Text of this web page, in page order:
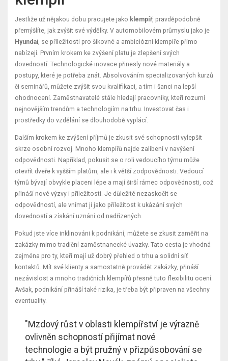
Jestliže už nějakou dobu pracujete jako klempíř, pravděpodobně
přemýšlíte, jak zvýšit své výdělky. V automobilovém průmyslu jako je
Hyundai, se příležitosti pro šikovné a ambiciózní klempíře přímo
nabízejí. Prvním krokem ke zvýšení platu je zlepšení svých
dovedností. Technologické inovace přinesly nové materiály a
postupy, které je potřeba znát. Absolvováním specializovaných kurzů
či seminářů, můžete zvýšit svou kvalifikaci, a tím i šanci na lepší
ohodnocení. Zaměstnavatelé stále hledají pracovníky, kteří rozumí
nejnovějším trendům a technologiím na trhu. Investovat čas i
prostředky do vzdělání se dlouhodobě vyplácí.
Dalším krokem ke zvýšení příjmů je zkusit své schopnosti vylepšit
skrze osobní rozvoj. Mnoho klempířů najde zalíbení v navýšení
odpovědnosti. Například, pokusit se o roli vedoucího týmu může
otevřít dveře k vyšším platům, ale i k větší zodpovědnosti. Vedoucí
týmů bývají obvykle placeni lépe a mají širší rámec odpovědnosti, což
přináší nové výzvy i příležitosti. Je důležité nezaskočit se
odpovědností, ale vnímat ji jako příležitost k ukázání svých
dovedností a získání uznání od nadřízených.
Pokud jste více inklinováni k podnikání, můžete se zkusit zaměřit na
zakázky mimo tradiční zaměstnanecké úvazky. Tato cesta je vhodná
zejména pro ty, kteří mají už dobrý přehled o trhu a solidní síť
kontaktů. Mít své klienty a samostatně provádět zakázky, přináší
nezávislost a mnoho tradičních klempířů přesně tuto flexibilitu ocení.
Avšak, podnikání přináší také rizika, je třeba být připraven na všechny
eventuality.
"Mzdový růst v oblasti klempířství je výrazně
ovlivněn schopností přijímat nové
technologie a být pružný v přizpůsobování se